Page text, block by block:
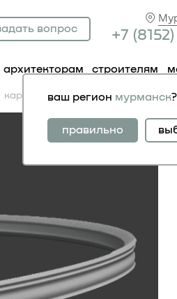
+7 (81
вопрос
строителям
ваш регион мурманск?
правильно
карниз 1.50.130 гибкий